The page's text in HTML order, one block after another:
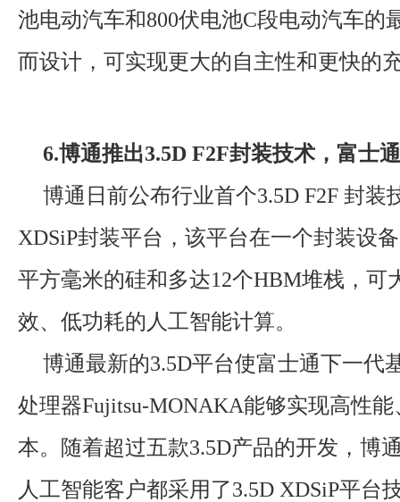
池电动汽车和800伏电池C段电动汽车的
而设计，可实现更大的自主性和更快的
6.博通推出3.5D F2F封装技术，富士
博通日前公布行业首个3.5D F2F 封装
XDSiP封装平台，该平台在一个封装设
平方毫米的硅和多达12个HBM堆栈，可
效、低功耗的人工智能计算。
博通最新的3.5D平台使富士通下一代
处理器Fujitsu-MONAKA能够实现高性
本。随着超过五款3.5D产品的开发，博
人工智能客户都采用了3.5D XDSiP平台